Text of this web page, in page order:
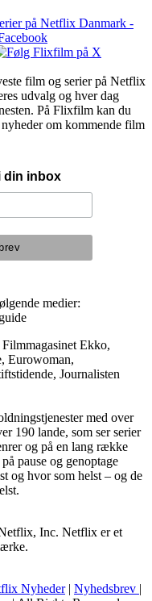
på Netflix Danmark -
film og serier på Netflix
udvalg og hver dag
På Flixfilm kan du
om kommende film
din inbox
medier:
Ekko,
Eurowoman,
Journalisten
med over
190 lande, som ser serier
og på en lang række
pause og genoptage
og hvor som helst – og de
Inc. Netflix er et
Nyheder| Nyhedsbrev |